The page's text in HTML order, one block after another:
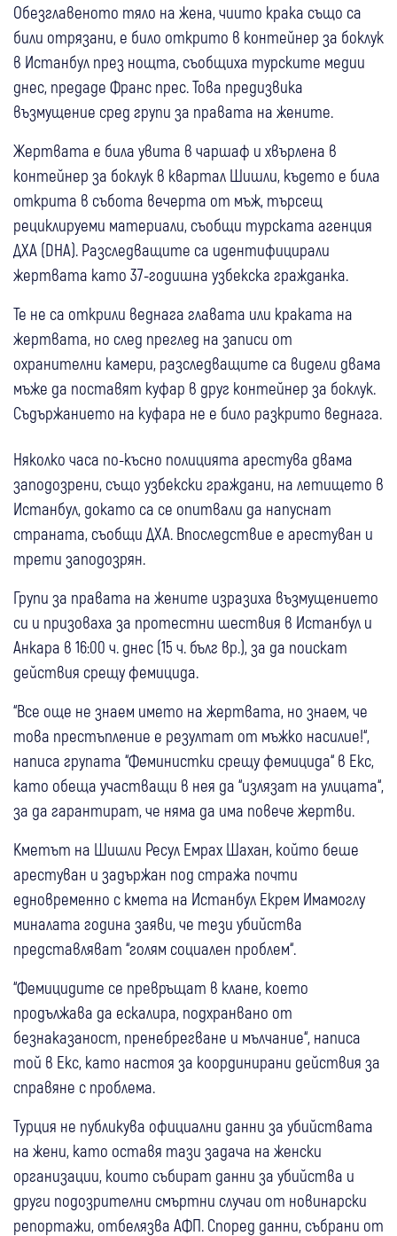
Обезглавеното тяло на жена, чиито крака също са
били отрязани, е било открито в контейнер за боклук
в Истанбул през нощта, съобщиха турските медии
днес, предаде Франс прес. Това предизвика
възмущение сред групи за правата на жените.
Жертвата е била увита в чаршаф и хвърлена в
контейнер за боклук в квартал Шишли, където е била
открита в събота вечерта от мъж, търсещ
рециклируеми материали, съобщи турската агенция
ДХА (DHA). Разследващите са идентифицирали
жертвата като 37-годишна узбекска гражданка.
Те не са открили веднага главата или краката на
жертвата, но след преглед на записи от
охранителни камери, разследващите са видели двама
мъже да поставят куфар в друг контейнер за боклук.
Съдържанието на куфара не е било разкрито веднага.
Няколко часа по-късно полицията арестува двама
заподозрени, също узбекски граждани, на летището в
Истанбул, докато са се опитвали да напуснат
страната, съобщи ДХА. Впоследствие е арестуван и
трети заподозрян.
Групи за правата на жените изразиха възмущението
си и призоваха за протестни шествия в Истанбул и
Анкара в 16:00 ч. днес (15 ч. бълг вр.), за да поискат
действия срещу фемицида.
“Все още не знаем името на жертвата, но знаем, че
това престъпление е резултат от мъжко насилие!“,
написа групата “Феминистки срещу фемицида“ в Екс,
като обеща участващи в нея да “излязат на улицата“,
за да гарантират, че няма да има повече жертви.
Кметът на Шишли Ресул Емрах Шахан, който беше
арестуван и задържан под стража почти
едновременно с кмета на Истанбул Екрем Имамоглу
миналата година заяви, че тези убийства
представляват “голям социален проблем“.
“Фемицидите се превръщат в клане, което
продължава да ескалира, подхранвано от
безнаказаност, пренебрегване и мълчание“, написа
той в Екс, като настоя за координирани действия за
справяне с проблема.
Турция не публикува официални данни за убийствата
на жени, като оставя тази задача на женски
организации, които събират данни за убийства и
други подозрителни смъртни случаи от новинарски
репортажи, отбелязва АФП. Според данни, събрани от